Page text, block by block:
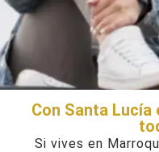
Con Santa
Si vives en